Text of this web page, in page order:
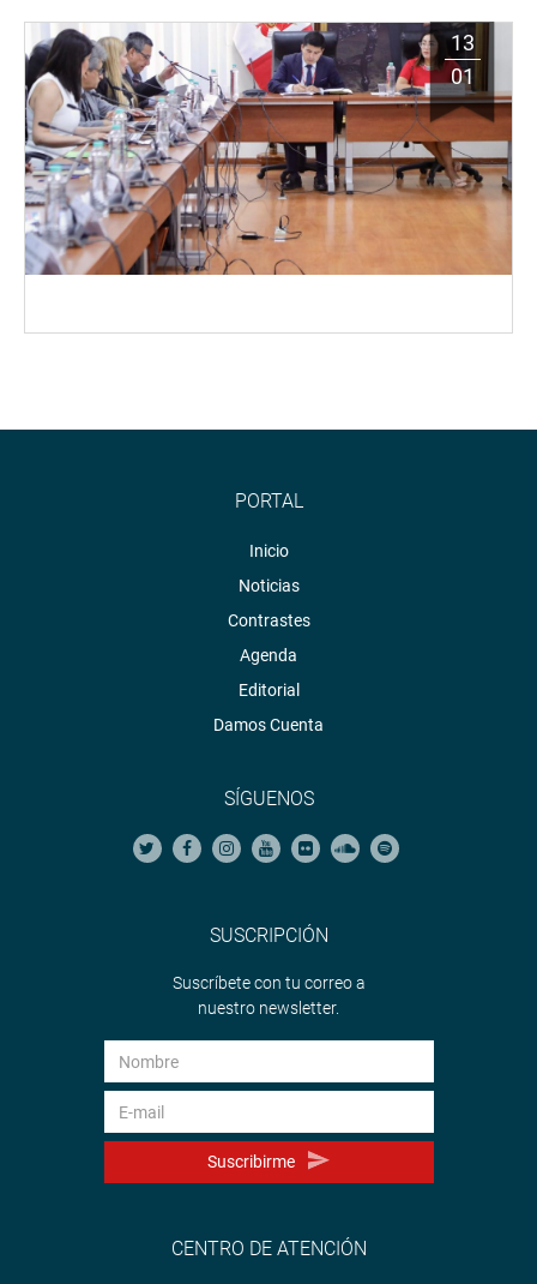
13
01
PORTAL
Inicio
Noticias
Contrastes
Agenda
Editorial
Damos Cuenta
SÍGUENOS
SUSCRIPCIÓN
Suscríbete con tu correo a
nuestro newsletter.
Suscribirme
CENTRO DE ATENCIÓN